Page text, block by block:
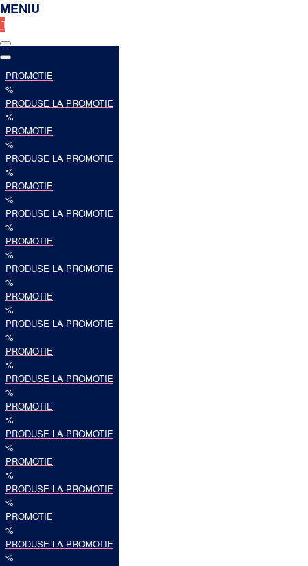
MENIU
PROMOTIE
%
PRODUSE LA PROMOTIE
%
PROMOTIE
%
PRODUSE LA PROMOTIE
%
PROMOTIE
%
PRODUSE LA PROMOTIE
%
PROMOTIE
%
PRODUSE LA PROMOTIE
%
PROMOTIE
%
PRODUSE LA PROMOTIE
%
PROMOTIE
%
PRODUSE LA PROMOTIE
%
PROMOTIE
%
PRODUSE LA PROMOTIE
%
PROMOTIE
%
PRODUSE LA PROMOTIE
%
PROMOTIE
%
PRODUSE LA PROMOTIE
%